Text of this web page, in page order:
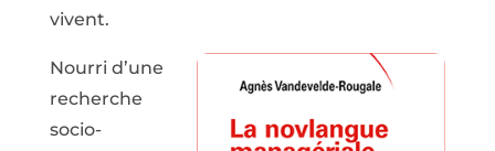
vivent.
Nourri d’une
recherche
socio-